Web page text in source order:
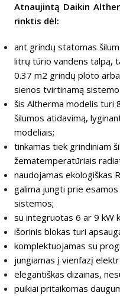
Atnaujintą Daikin
rinktis dėl:
ant grindų statomas
litrų tūrio vandens talpą,
0.37 m2 grindų ploto
sienos tvirtinamą
šis Altherma modelis turi
šilumos atidavimą,
modeliais;
tinkamas tiek grindiniam
žematemperatūriais
naudojamas ekologiškas
galima jungti prie
sistemos;
su integruotas 6 ar 9 kW
išorinis blokas turi
komplektuojamas su
jungiamas į vienfazį
elegantiškas dizainas,
puikiai pritaikomas